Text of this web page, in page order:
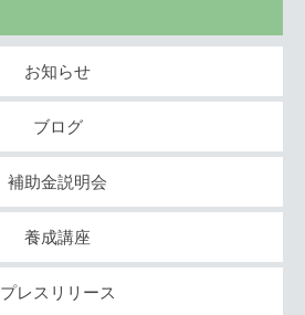
お知らせ
ブログ
補助金説明会
養成講座
プレスリリース